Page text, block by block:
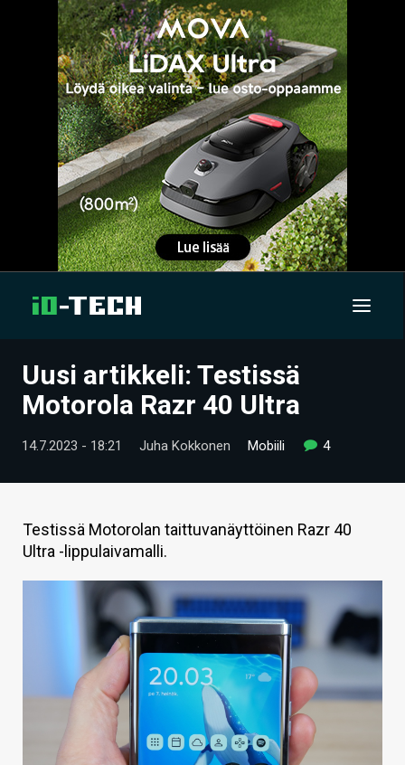
UUTISET
TIETOA
HINTA.FI
VAIHDA TEEMA
Uusi artikkeli: Testissä
Motorola Razr 40 Ultra
14.7.2023 - 18:21 Juha Kokkonen Mobiili 4
Testissä Motorolan taittuvanäyttöinen Razr 40
Ultra -lippulaivamalli.